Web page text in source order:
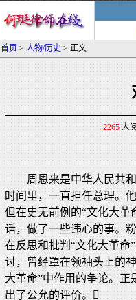
首页 > 人物/历史 > 正文
2265人
周恩来是中华人民共
时间里，一直担任总理。
但在史无前例的“文化大革
话，做了一些违心的事。
在反思和批判“文化大革命
讨，曾经罩在领袖头上的
大革命”中作用的争论。
出了公允的评价。